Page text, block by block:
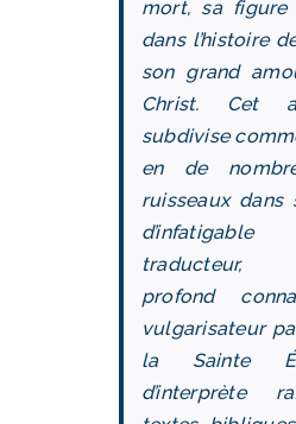
mort, sa figure
dans l’histoire
son grand
Christ. Cet
subdivise
en de
ruisseaux
d’infatigable
traducteur,
profond
vulgarisateur
la Sainte
d’interprète